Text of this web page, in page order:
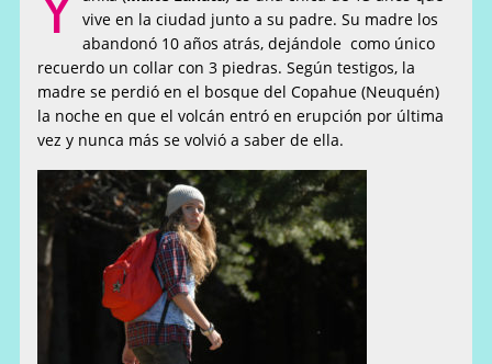
vive en la ciudad junto a su padre. Su madre los
abandonó 10 años atrás, dejándole como único
recuerdo un collar con 3 piedras. Según testigos, la
madre se perdió en el bosque del Copahue (Neuquén)
la noche en que el volcán entró en erupción por última
vez y nunca más se volvió a saber de ella.